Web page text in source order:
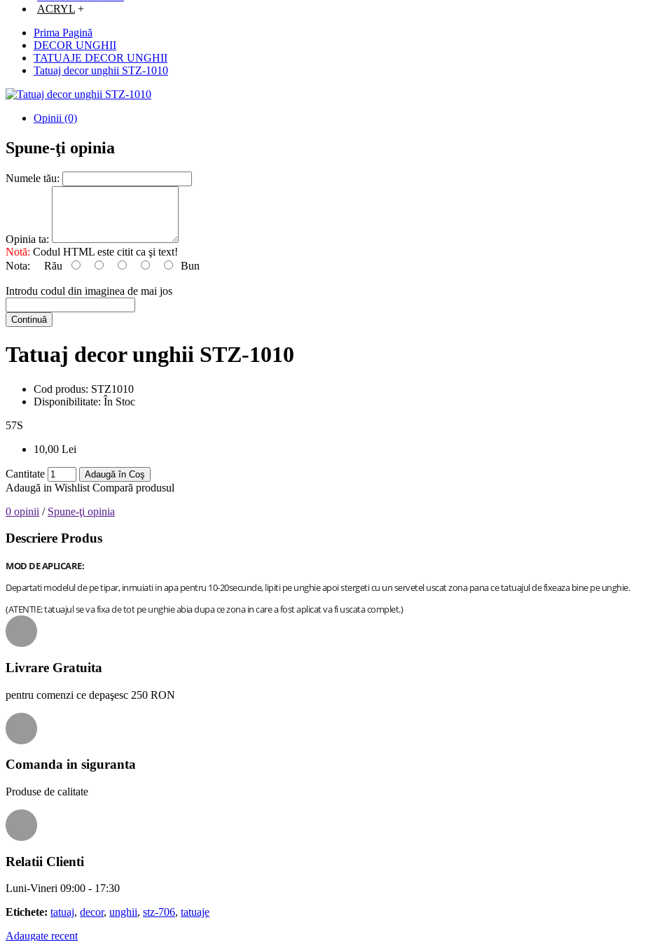
ACRYL +
Prima Pagină
DECOR UNGHII
TATUAJE DECOR UNGHII
Tatuaj decor unghii STZ-1010
Opinii (0)
Spune-ţi opinia
Numele tău:
Opinia ta:
Notă: Codul HTML este citit ca şi text!
Nota: Rău Bun
Introdu codul din imaginea de mai jos
Continuă
Tatuaj decor unghii STZ-1010
Cod produs: STZ1010
Disponibilitate: În Stoc
57S
10,00 Lei
Cantitate Adaugă în Coş
Adaugă in Wishlist Compară produsul
0 opinii / Spune-ţi opinia
Descriere Produs
MOD DE APLICARE:
Departati modelul de pe tipar, inmuiati in apa pentru 10-20secunde, lipiti pe unghie apoi stergeti cu un servetel uscat zona pana ce tatuajul de fixeaza bine pe unghie.
(ATENTIE: tatuajul se va fixa de tot pe unghie abia dupa ce zona in care a fost aplicat va fi uscata complet.)
Livrare Gratuita
pentru comenzi ce depaşesc 250 RON
Comanda in siguranta
Produse de calitate
Relatii Clienti
Luni-Vineri 09:00 - 17:30
Etichete: tatuaj, decor, unghii, stz-706, tatuaje
Adaugate recent